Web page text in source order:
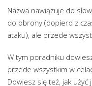
Nazwa nawiązuje do
do obrony (dopiero z
ataku), ale przede
W tym poradniku
przede wszystkim w
Dowiesz się też, jak